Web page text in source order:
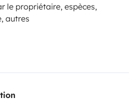
le propriétaire, espèces,
autres